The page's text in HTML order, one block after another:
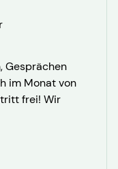
Gesprächen
im Monat von
frei! Wir